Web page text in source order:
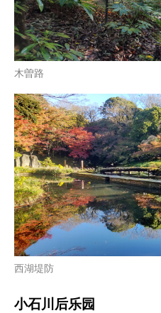
木曽路
西湖堤防
小石川后乐园